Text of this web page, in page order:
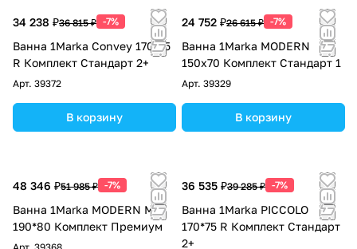
34 238 ₽36 815 ₽ -7%
Ванна 1Marka Convey 170*75
R Комплект Стандарт 2+
Арт. 39372
В корзину
24 752 ₽26 615 ₽ -7%
Ванна 1Marka MODERN
150х70 Комплект Стандарт 1
Арт. 39329
В корзину
48 346 ₽51 985 ₽ -7%
Ванна 1Marka MODERN MG
190*80 Комплект Премиум
36 535 ₽39 285 ₽ -7%
Ванна 1Marka PICCOLO
170*75 R Комплект Стандарт
2+